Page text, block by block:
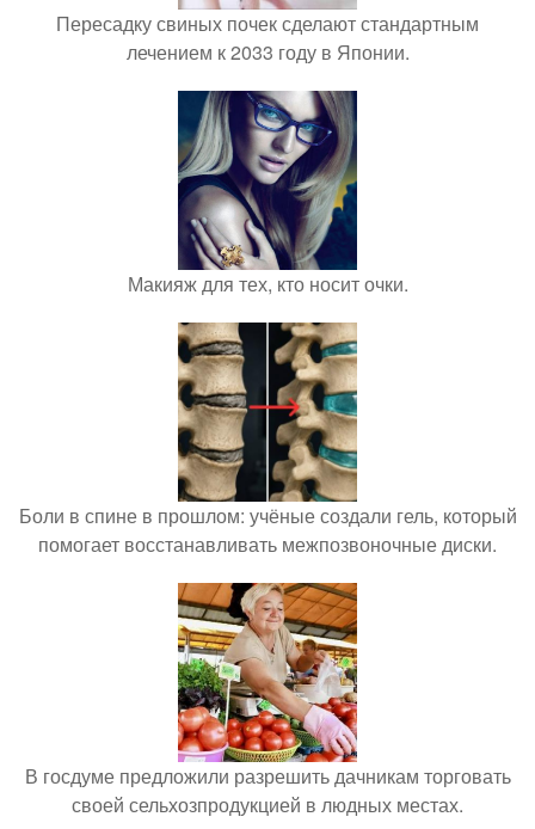
Пересадку свиных почек сделают стандартным
лечением к 2033 году в Японии.
Макияж для тех, кто носит очки.
Боли в спине в прошлом: учёные создали гель, который
помогает восстанавливать межпозвоночные диски.
В госдуме предложили разрешить дачникам торговать
своей сельхозпродукцией в людных местах.